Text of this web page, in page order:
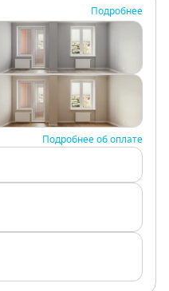
Подробнее
Подробнее об оплате